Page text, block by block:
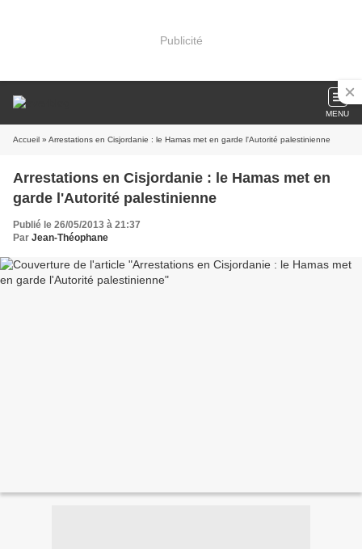
Publicité
MENU
Accueil » Arrestations en Cisjordanie : le Hamas met en garde l'Autorité palestinienne
Arrestations en Cisjordanie : le Hamas met en
garde l'Autorité palestinienne
Publié le 26/05/2013 à 21:37
Par Jean-Théophane